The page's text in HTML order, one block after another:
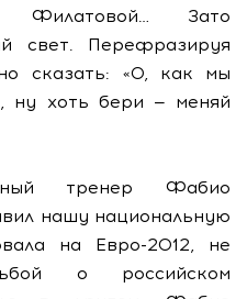
Филатовой… Зато
свет. Перефразируя
сказать: «О, как мы
ну хоть бери — меняй
тренер Фабио
нашу национальную
на Евро-2012, не
о российском